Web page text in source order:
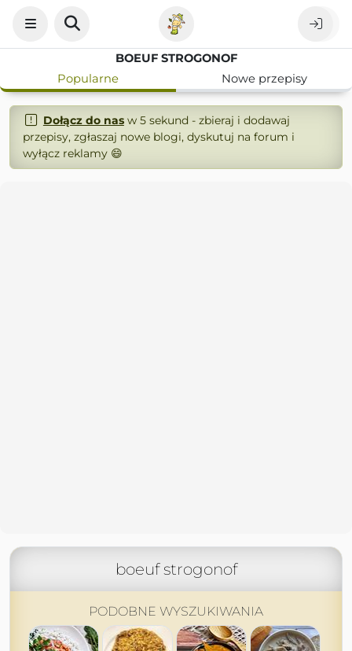
BOEUF STROGONOF
Popularne
Nowe przepisy
Dołącz do nasw 5 sekund - zbieraj i dodawaj
przepisy, zgłaszaj nowe blogi, dyskutuj na forum i
wyłącz reklamy 😄
boeuf strogonof
PODOBNE WYSZUKIWANIA